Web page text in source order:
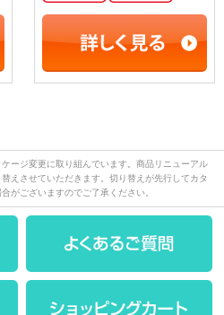
ージ変更に取り組んでいます。商品リニューアル
えさせていただきます。切り替えが先行してカタ
がございますのでご了承ください。